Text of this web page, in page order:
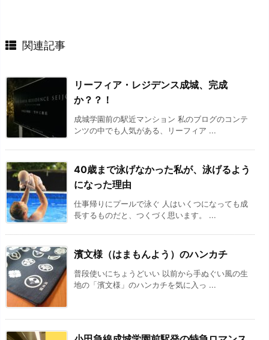
関連記事
リーフィア・レジデンス成城、完成
か？？！
成城学園前の駅近マンション 私のブログのコンテ
ンツの中でも人気がある、リーフィア ...
40歳まで泳げなかった私が、泳げるよう
になった理由
仕事帰りにプールで泳ぐ 人はいくつになっても成
長するものだと、つくづく思います。 ...
濱文様（はまもんよう）のハンカチ
普段使いにちょうどいい 以前から手ぬぐい風の生
地の「濱文様」のハンカチを気に入っ ...